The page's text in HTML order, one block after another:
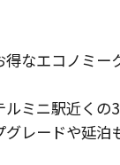
なエコノミー
ミニ駅近くの
レードや延泊